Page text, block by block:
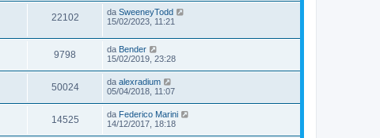
22102 da SweeneyTodd
15/02/2023, 11:21
9798 da Bender
15/02/2019, 23:28
50024 da alexradium
05/04/2018, 11:07
14525 da Federico Marini
14/12/2017, 18:18